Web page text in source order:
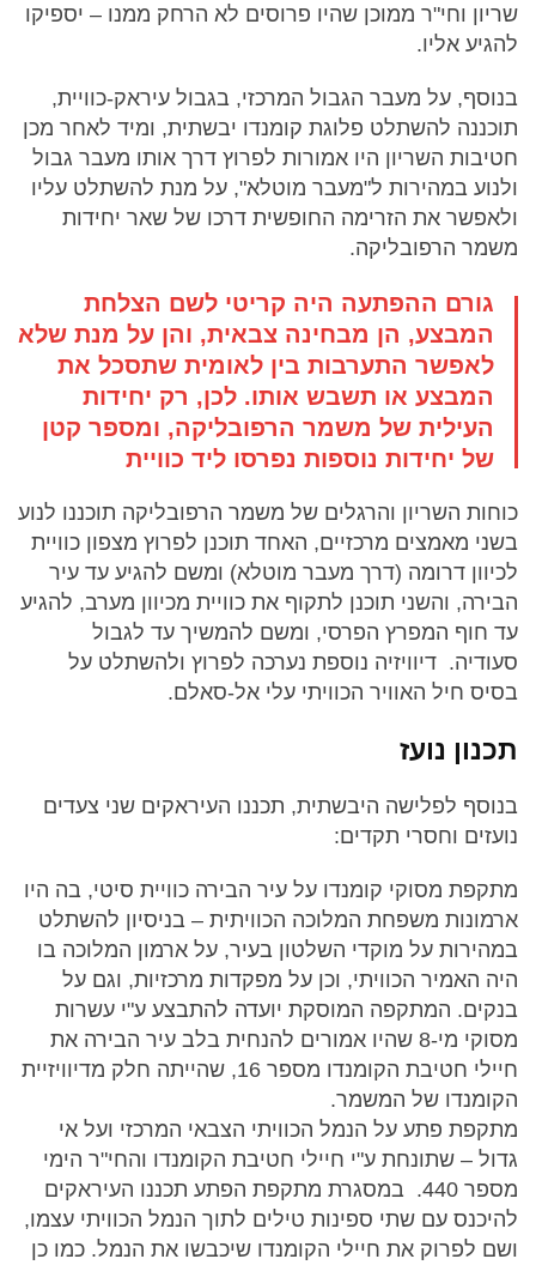
שריון וחי"ר ממוכן שהיו פרוסים לא הרחק ממנו – יספיקו
להגיע אליו.
בנוסף, על מעבר הגבול המרכזי, בגבול עיראק-כוויית,
תוכננה להשתלט פלוגת קומנדו יבשתית, ומיד לאחר מכן
חטיבות השריון היו אמורות לפרוץ דרך אותו מעבר גבול
ולנוע במהירות ל"מעבר מוטלא", על מנת להשתלט עליו
ולאפשר את הזרימה החופשית דרכו של שאר יחידות
משמר הרפובליקה.
גורם ההפתעה היה קריטי לשם הצלחת
המבצע, הן מבחינה צבאית, והן על מנת שלא
לאפשר התערבות בין לאומית שתסכל את
המבצע או תשבש אותו. לכן, רק יחידות
העילית של משמר הרפובליקה, ומספר קטן
של יחידות נוספות נפרסו ליד כוויית
כוחות השריון והרגלים של משמר הרפובליקה תוכננו לנוע
בשני מאמצים מרכזיים, האחד תוכנן לפרוץ מצפון כוויית
לכיוון דרומה (דרך מעבר מוטלא) ומשם להגיע עד עיר
הבירה, והשני תוכנן לתקוף את כוויית מכיוון מערב, להגיע
עד חוף המפרץ הפרסי, ומשם להמשיך עד לגבול
סעודיה. דיוויזיה נוספת נערכה לפרוץ ולהשתלט על
בסיס חיל האוויר הכוויתי עלי אל-סאלם.
תכנון נועז
בנוסף לפלישה היבשתית, תכננו העיראקים שני צעדים
נועזים וחסרי תקדים:
מתקפת מסוקי קומנדו על עיר הבירה כוויית סיטי, בה היו
ארמונות משפחת המלוכה הכוויתית – בניסיון להשתלט
במהירות על מוקדי השלטון בעיר, על ארמון המלוכה בו
היה האמיר הכוויתי, וכן על מפקדות מרכזיות, וגם על
בנקים. המתקפה המוסקת יועדה להתבצע ע"י עשרות
מסוקי מי-8 שהיו אמורים להנחית בלב עיר הבירה את
חיילי חטיבת הקומנדו מספר 16, שהייתה חלק מדיוויזיית
הקומנדו של המשמר.
מתקפת פתע על הנמל הכוויתי הצבאי המרכזי ועל אי
גדול – שתונחת ע"י חיילי חטיבת הקומנדו והחי"ר הימי
מספר 440. במסגרת מתקפת הפתע תכננו העיראקים
להיכנס עם שתי ספינות טילים לתוך הנמל הכוויתי עצמו,
ושם לפרוק את חיילי הקומנדו שיכבשו את הנמל. כמו כן